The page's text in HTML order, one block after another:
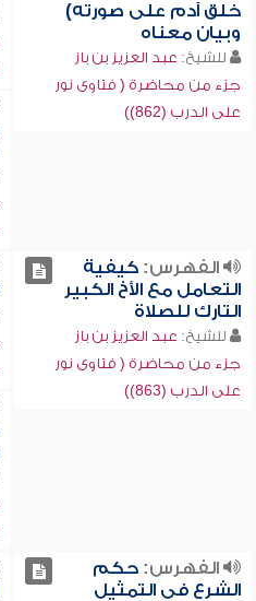
خلق آدم على صورته)
وبيان معناه
للشيخ: عبد العزيز بن باز
جزء من محاضرة ( فتاوى نور
على الدرب (862))
الفهرس:كيفية
التعامل مع الأخ الكبير
التارك للصلاة
للشيخ: عبد العزيز بن باز
جزء من محاضرة ( فتاوى نور
على الدرب (863))
الفهرس:حكم
الشرع في التمثيل